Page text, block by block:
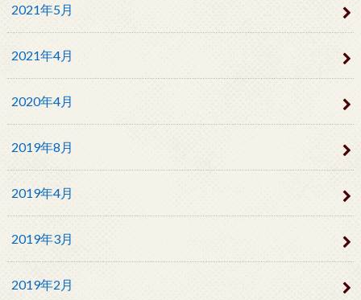
2021年5月
2021年4月
2020年4月
2019年8月
2019年4月
2019年3月
2019年2月